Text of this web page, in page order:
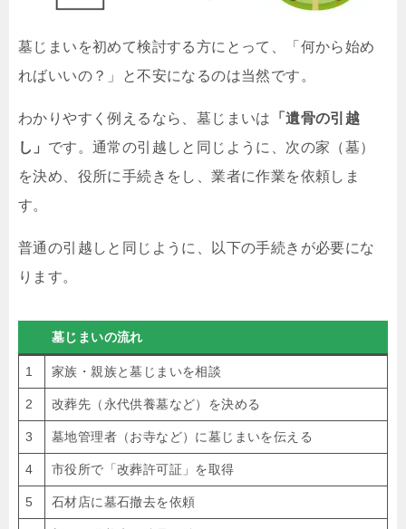
墓じまいを初めて検討する方にとって、「何から始め
ればいいの？」と不安になるのは当然です。
わかりやすく例えるなら、墓じまいは
「遺骨の引越
し」 です。通常の引越しと同じように、次の家（墓）
を決め、役所に手続きをし、業者に作業を依頼しま
す。
普通の引越しと同じように、以下の手続きが必要にな
ります。
墓じまいの流れ
1 家族・親族と墓じまいを相談
2 改葬先（永代供養墓など）を決める
3 墓地管理者（お寺など）に墓じまいを伝える
4 市役所で「改葬許可証」を取得
5 石材店に墓石撤去を依頼